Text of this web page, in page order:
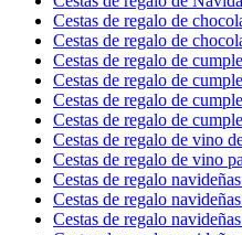
Cestas de regalo de
Cestas de regalo de
Cestas de regalo de
Cestas de regalo de
Cestas de regalo de
Cestas de regalo de
Cestas de regalo de vino
Cestas de regalo de vino
Cestas de regalo
Cestas de regalo
Cestas de regalo